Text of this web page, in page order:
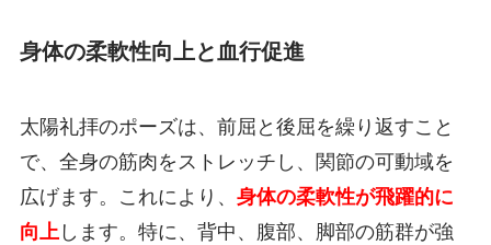
身体の柔軟性向上と血行促進
太陽礼拝のポーズは、前屈と後屈を繰り返すこと
で、全身の筋肉をストレッチし、関節の可動域を
広げます。これにより、 身体の柔軟性が飛躍的に
向上します。特に、背中、腹部、脚部の筋群が強